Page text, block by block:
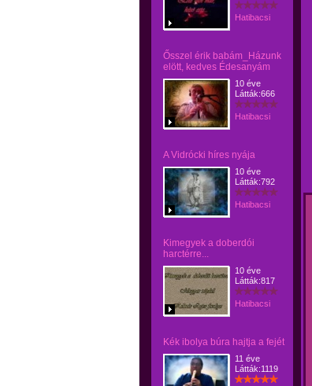
Hatibacsi
Ősszel érik babám_Házunk
elött, kedves Édesanyám
10 éve
Látták:666
Hatibacsi
A Vidrócki híres nyája
10 éve
Látták:792
Hatibacsi
Kimegyek a doberdói
harctérre...
10 éve
Látták:817
Hatibacsi
Kék ibolya búra hajtja a fejét
11 éve
Látták:1119